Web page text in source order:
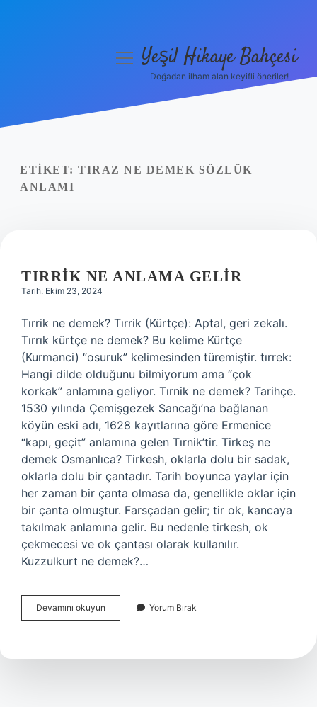
Yasal Uyarı
menüyüYeşil Hikaye Bahçesi
Doğadan ilham alan keyifli öneriler!
ETIKET: TIRAZ NE DEMEK SÖZLÜK
ANLAMI
TIRRIK NE ANLAMA GELIR
Tarih: Ekim 23, 2024
Tırrik ne demek? Tırrik (Kürtçe): Aptal, geri zekalı.
Tırrık kürtçe ne demek? Bu kelime Kürtçe
(Kurmanci) “osuruk” kelimesinden türemiştir. tırrek:
Hangi dilde olduğunu bilmiyorum ama “çok
korkak” anlamına geliyor. Tırnik ne demek? Tarihçe.
1530 yılında Çemişgezek Sancağı’na bağlanan
köyün eski adı, 1628 kayıtlarına göre Ermenice
“kapı, geçit” anlamına gelen Tırnik’tir. Tirkeş ne
demek Osmanlıca? Tirkesh, oklarla dolu bir sadak,
oklarla dolu bir çantadır. Tarih boyunca yaylar için
her zaman bir çanta olmasa da, genellikle oklar için
bir çanta olmuştur. Farsçadan gelir; tir ok, kancaya
takılmak anlamına gelir. Bu nedenle tirkesh, ok
çekmecesi ve ok çantası olarak kullanılır.
Kuzzulkurt ne demek?…
Devamını okuyun
Ne
Yorum Bırak